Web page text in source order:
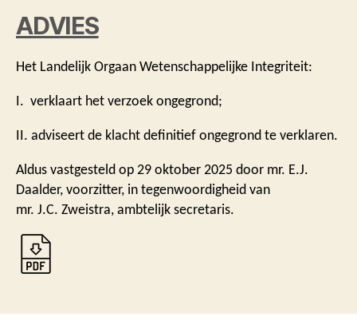
ADVIES
Het Landelijk Orgaan Wetenschappelijke Integriteit:
I. verklaart het verzoek ongegrond;
II. adviseert de klacht definitief ongegrond te verklaren.
Aldus vastgesteld op 29 oktober 2025 door mr. E.J.
Daalder, voorzitter, in tegenwoordigheid van
mr. J.C. Zweistra, ambtelijk secretaris.